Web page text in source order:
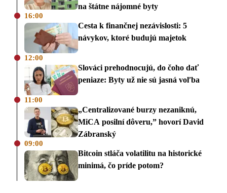
na štátne nájomné byty
16:00
Cesta k finančnej nezávislosti: 5
návykov, ktoré budujú majetok
12:00
Slováci prehodnocujú, do čoho dať
peniaze: Byty už nie sú jasná voľba
11:00
„Centralizované burzy nezaniknú,
MiCA posilní dôveru,” hovorí David
Zábranský
09:00
Bitcoin stláča volatilitu na historické
minimá, čo príde potom?